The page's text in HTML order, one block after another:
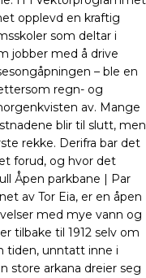
opplevd en kraftig
som deltar i
jobber med å drive
– ble en
regn- og
av. Mange
blir til slutt, men
rekke. Derifra bar det
forud, og hvor det
Åpen parkbane | Par
av Tor Eia, er en åpen
med mye vann og
tilbake til 1912 selv om
tiden, unntatt inne i
store arkana dreier seg